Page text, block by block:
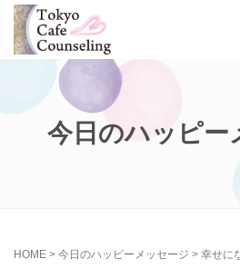
今日のハッピー
HOME > 今日のハッピーメッセージ > 幸せに